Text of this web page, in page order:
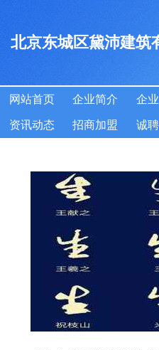
北京东城区黛沛建筑
网站首页 企业简介 企
资讯动态 招商加盟 诚